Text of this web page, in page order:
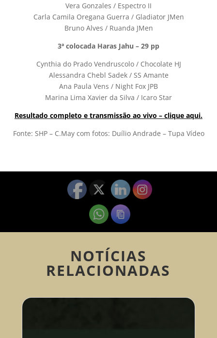
Vera Gonzales / Espectro II
Carla Camila Oregana Guerra / Gladiator JMen
Bruno Alves / Ruanda JMen
3ª colocada Haras Jahu – 29 pp
Cynthia do Prado Vendruscolo / Chocolate HJ
Alessandra Chebl Sadek / SS Amante
Ana Paula Vens / Night Fox JPB
Marina Lima Xavier da Silva / Icaro Star
Resultado completo e transmissão ao vivo – clique aqui.
Fonte: SHP – C.May com fotos: Duílio Andrade – Tupa Vídeo
NOTÍCIAS
RELACIONADAS